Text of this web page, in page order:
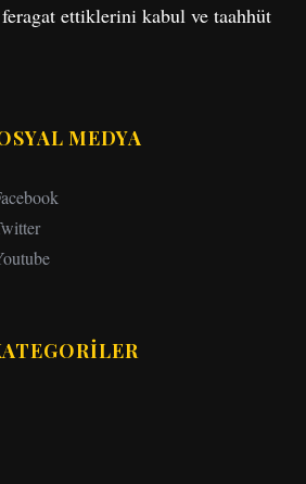
ettiklerini kabul ve taahhüt
MEDYA